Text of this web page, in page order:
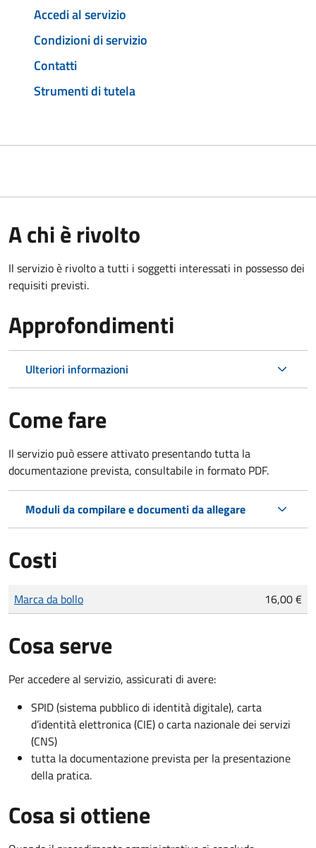
Accedi al servizio
Condizioni di servizio
Contatti
Strumenti di tutela
A chi è rivolto
Il servizio è rivolto a tutti i soggetti interessati in possesso dei
requisiti previsti.
Approfondimenti
Ulteriori informazioni
Come fare
Il servizio può essere attivato presentando tutta la
documentazione prevista, consultabile in formato PDF.
Moduli da compilare e documenti da allegare
Costi
Tipo di pagamento
Importo
Marca da bollo 16,00 €
Cosa serve
Per accedere al servizio, assicurati di avere:
SPID (sistema pubblico di identità digitale), carta
d’identità elettronica (CIE) o carta nazionale dei servizi
(CNS)
tutta la documentazione prevista per la presentazione
della pratica.
Cosa si ottiene